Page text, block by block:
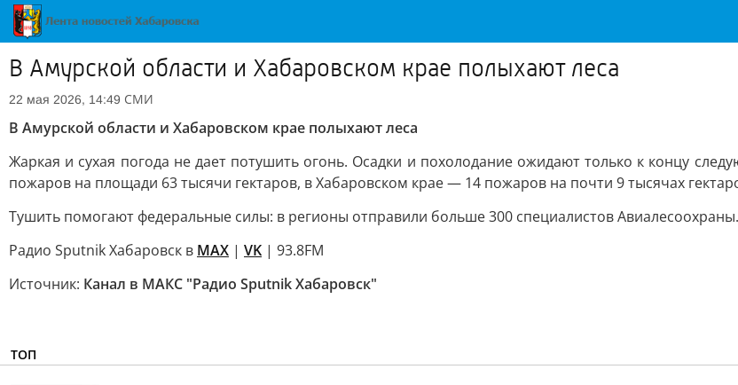
В Амурской области и Хабаровском крае полыхают леса
22 мая 2026, 14:49 СМИ
В Амурской области и Хабаровском крае полыхают леса
Жаркая и сухая погода не дает потушить огонь. Осадки и похолодание ожидают только к концу
пожаров на площади 63 тысячи гектаров, в Хабаровском крае — 14 пожаров на почти 9 тысячах
Тушить помогают федеральные силы: в регионы отправили больше 300 специалистов Авиалесоохраны.
Радио Sputnik Хабаровск в MAX | VK | 93.8FM
Источник: Канал в МАКС "Радио Sputnik Хабаровск"
ТОП